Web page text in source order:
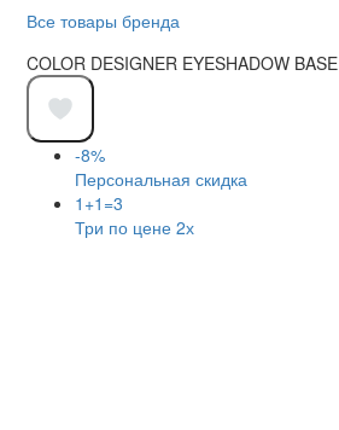
Все товары бренда
COLOR DESIGNER EYESHADOW BASE
-8%
Персональная скидка
1+1=3
Три по цене 2х